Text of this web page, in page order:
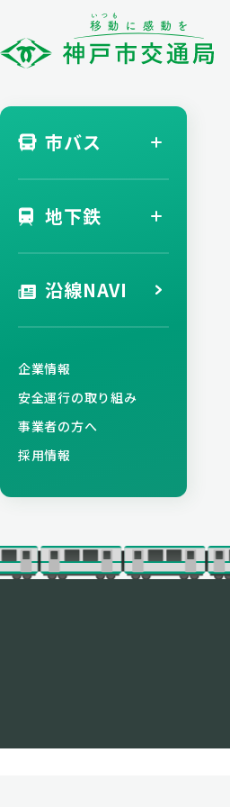
市バス
地下鉄
沿線NAVI
企業情報
安全運行の取り組み
事業者の方へ
採用情報